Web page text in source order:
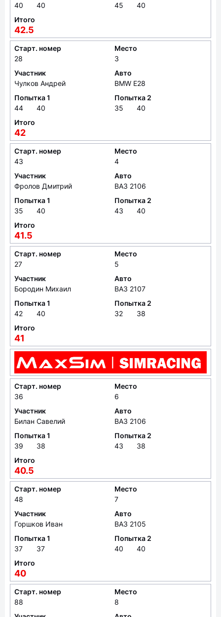
40
40
45
40
Итого
42.5
Старт. номер
28
Место
3
Участник
Чулков Андрей
Авто
BMW E28
Попытка 1
44
40
Попытка 2
35
40
Итого
42
Старт. номер
43
Место
4
Участник
Фролов Дмитрий
Авто
ВАЗ 2106
Попытка 1
35
40
Попытка 2
43
40
Итого
41.5
Старт. номер
27
Место
5
Участник
Бородин Михаил
Авто
ВАЗ 2107
Попытка 1
42
40
Попытка 2
32
38
Итого
41
Старт. номер
36
Место
6
Участник
Билан Савелий
Авто
ВАЗ 2106
Попытка 1
39
38
Попытка 2
43
38
Итого
40.5
Старт. номер
48
Место
7
Участник
Горшков Иван
Авто
ВАЗ 2105
Попытка 1
37
37
Попытка 2
40
40
Итого
40
Старт. номер
88
Место
8